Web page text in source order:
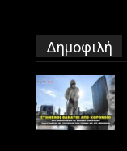
Δημοφιλή